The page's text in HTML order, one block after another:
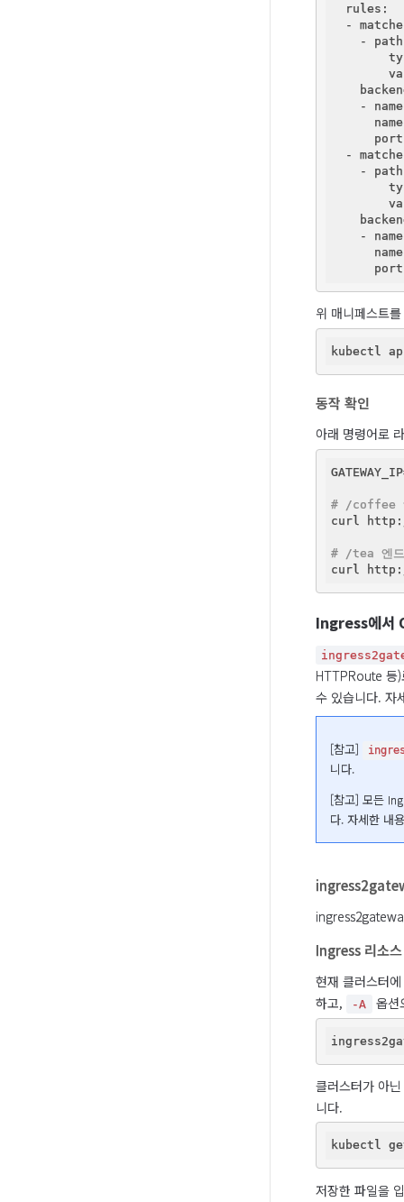
  rules:
-
-
-
-
-
-
위 매니페스트
동작 확인
아래 명령어로
# /coffee
curl
# /tea 엔드
curl
Ingress에서
HTTPRoute 등)
수 있습니다. 자
[참고]
니다.
[참고] 모든
다. 자세한 내
Ingress 리소
현재 클러스터
하고,
-A 옵션
클러스터가 아
니다.
저장한 파일을